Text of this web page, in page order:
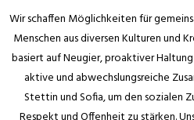
Wir schaffen Möglichkeiten für
Menschen aus diversen Kulturen und
basiert auf Neugier, proaktiver
aktive und abwechslungsreiche
Stettin und Sofia, um den sozialen